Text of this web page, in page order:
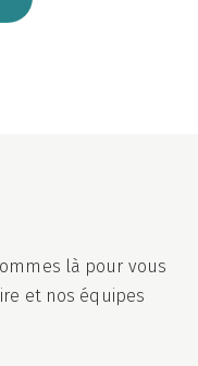
là pour vous
et nos équipes